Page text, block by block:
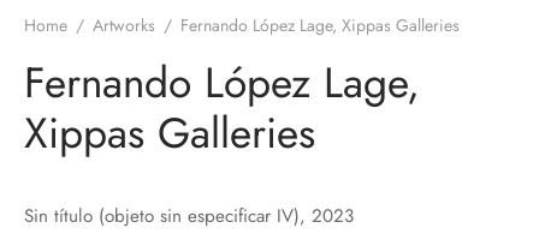
Home / Artworks / Fernando López Lage, Xippas Galleries
Fernando López Lage,
Xippas Galleries
Sin título (objeto sin especificar IV), 2023